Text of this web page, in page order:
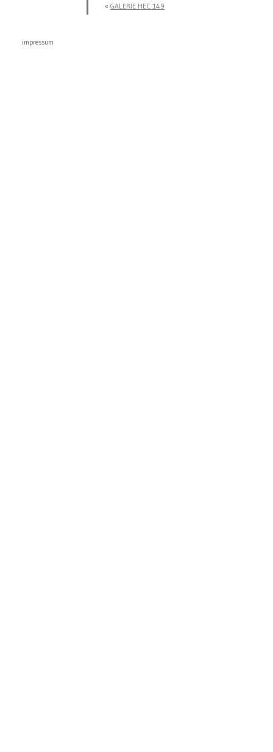
« GALERIE HEC 149
impressum